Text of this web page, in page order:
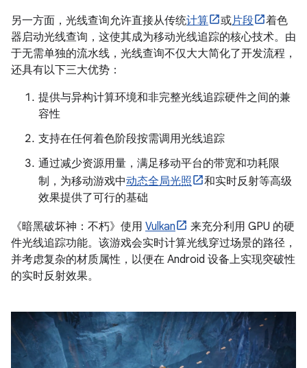
另一方面，光线查询允许直接从传统计算 或片段
着色
器启动光线查询，这使其成为移动光线追踪的核心技术。由
于无需单独的流水线，光线查询不仅大大简化了开发流程，
还具有以下三大优势：
提供与异构计算环境和非完整光线追踪硬件之间的兼
容性
支持在任何着色阶段按需调用光线追踪
通过减少资源用量，满足移动平台的带宽和功耗限
制，为移动游戏中动态全局光照
和实时反射等高级
效果提供了可行的基础
《暗黑破坏神：不朽》使用 Vulkan
来充分利用 GPU 的硬
件光线追踪功能。该游戏会实时计算光线穿过场景的路径，
并考虑复杂的材质属性，以便在 Android 设备上实现突破性
的实时反射效果。